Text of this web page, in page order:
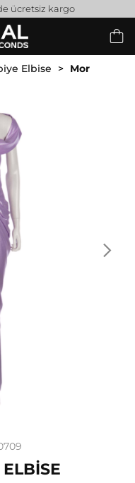
ücretsiz kargo
Elbise
Mor